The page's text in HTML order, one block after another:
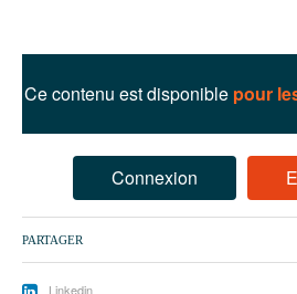
Transport
Marchés publics
91
92
95
Agenda
Ecouter les épisodes
Lire les résumés
Ce contenu est disponible pour
Connexion
PARTAGER
Linkedin